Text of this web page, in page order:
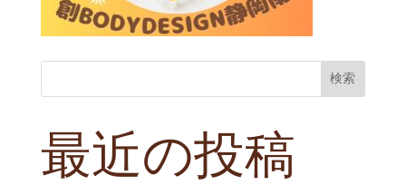
検索
最近の投稿